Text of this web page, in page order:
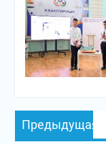
Навигация
по
Предыдущая